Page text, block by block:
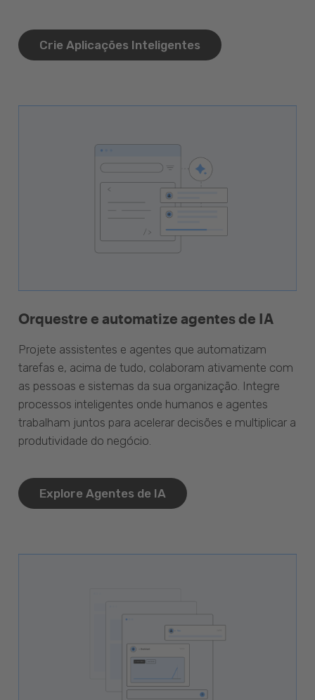
Crie Aplicações Inteligentes
Orquestre e automatize agentes de IA
Projete assistentes e agentes que automatizam
tarefas e, acima de tudo, colaboram ativamente com
as pessoas e sistemas da sua organização. Integre
processos inteligentes onde humanos e agentes
trabalham juntos para acelerar decisões e multiplicar a
produtividade do negócio.
Explore Agentes de IA